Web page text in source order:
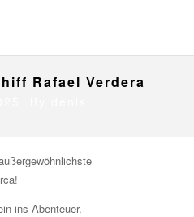
Rafael Verdera
ins Abenteuer.